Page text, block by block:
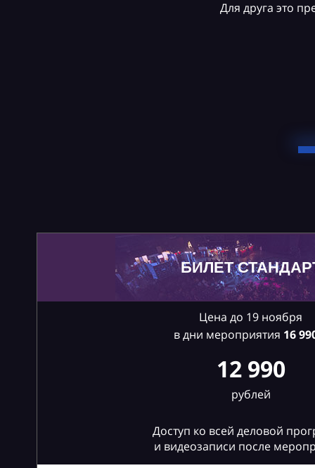
Для друга это
БИЛЕТ
Цена до 19 ноября
в дни мероприятия 16
12 990
рублей
Доступ ко всей деловой
и видеозаписи после